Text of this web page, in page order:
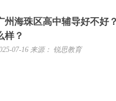
州海珠区高中辅导好不好
样？
07-16 来源： 锐思教育